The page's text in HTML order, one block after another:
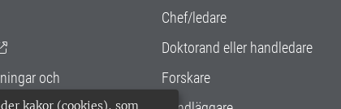
kakor (cookies), som
och
Chef/ledare
Doktorand eller handledare
Forskare